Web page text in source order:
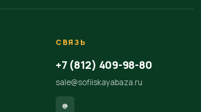
СВЯЗЬ
+7 (812) 409-98-80
sale@sofiiskayabaza.ru
@